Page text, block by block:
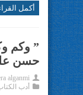
أكمل
” وكم
حسن
alganmi
أدب